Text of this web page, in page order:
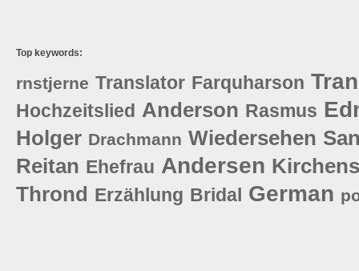
Top keywords:
rnstjerne Translator Farquharson
Hochzeitslied Anderson Rasmus
Holger Drachmann Wiedersehen
Reitan Ehefrau Andersen
Thrond Erzählung Bridal German